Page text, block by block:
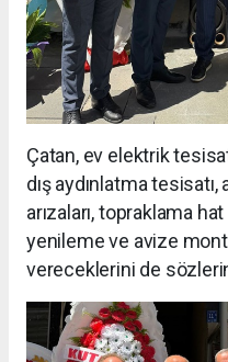
Çatan, ev elektrik
dış aydınlatma
arızaları, topraklama
yenileme ve avize
vereceklerini de